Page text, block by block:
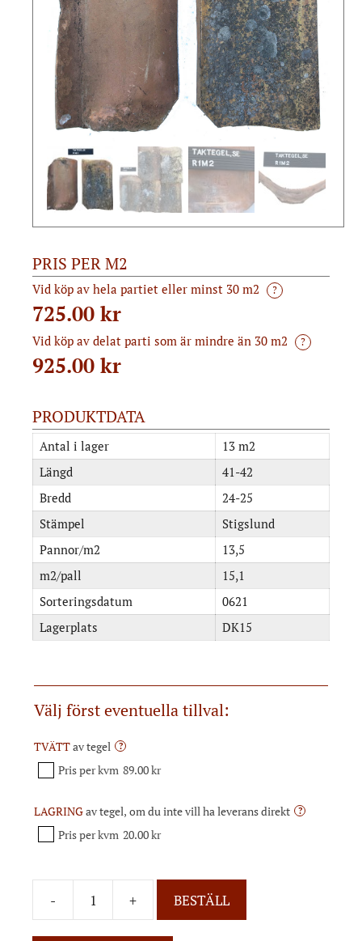
PRIS PER M2
Vid köp av hela partiet eller minst 30 m2 ?
725.00 kr
Vid köp av delat parti som är mindre än 30 m2 ?
925.00 kr
PRODUKTDATA
Antal i lager
13 m2
Längd
41-42
Bredd
24-25
Stämpel
Stigslund
Pannor/m2
13,5
m2/pall
15,1
Sorteringsdatum
0621
Lagerplats
DK15
Välj först eventuella tillval:
TVÄTTav tegel ?
Pris per kvm 89.00 kr
LAGRINGav tegel, om du inte vill ha leverans direkt ?
Pris per kvm 20.00 kr
- + BESTÄLL